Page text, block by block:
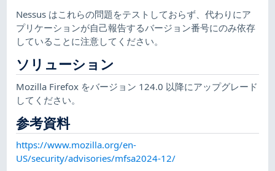
Nessus はこれらの問題をテストしておらず、代わりにア
プリケーションが自己報告するバージョン番号にのみ依存
していることに注意してください。
ソリューション
Mozilla Firefox をバージョン 124.0 以降にアップグレード
してください。
参考資料
https://www.mozilla.org/en-
US/security/advisories/mfsa2024-12/